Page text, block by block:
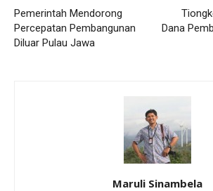
Pemerintah Mendorong
Percepatan Pembangunan
Diluar Pulau Jawa
Dana
Maruli Sinambela